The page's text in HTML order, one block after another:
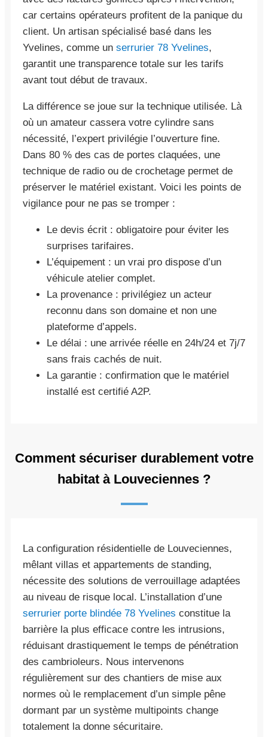
car certains opérateurs profitent de la panique du
client. Un artisan spécialisé basé dans les
Yvelines, comme un serrurier 78 Yvelines,
garantit une transparence totale sur les tarifs
avant tout début de travaux.
La différence se joue sur la technique utilisée. Là
où un amateur cassera votre cylindre sans
nécessité, l’expert privilégie l’ouverture fine.
Dans 80 % des cas de portes claquées, une
technique de radio ou de crochetage permet de
préserver le matériel existant. Voici les points de
vigilance pour ne pas se tromper :
Le devis écrit : obligatoire pour éviter les
surprises tarifaires.
L’équipement : un vrai pro dispose d’un
véhicule atelier complet.
La provenance : privilégiez un acteur
reconnu dans son domaine et non une
plateforme d’appels.
Le délai : une arrivée réelle en 24h/24 et 7j/7
sans frais cachés de nuit.
La garantie : confirmation que le matériel
installé est certifié A2P.
Comment sécuriser durablement votre
habitat à Louveciennes ?
La configuration résidentielle de Louveciennes,
mêlant villas et appartements de standing,
nécessite des solutions de verrouillage adaptées
au niveau de risque local. L’installation d’une
serrurier porte blindée 78 Yvelines constitue la
barrière la plus efficace contre les intrusions,
réduisant drastiquement le temps de pénétration
des cambrioleurs. Nous intervenons
régulièrement sur des chantiers de mise aux
normes où le remplacement d’un simple pêne
dormant par un système multipoints change
totalement la donne sécuritaire.